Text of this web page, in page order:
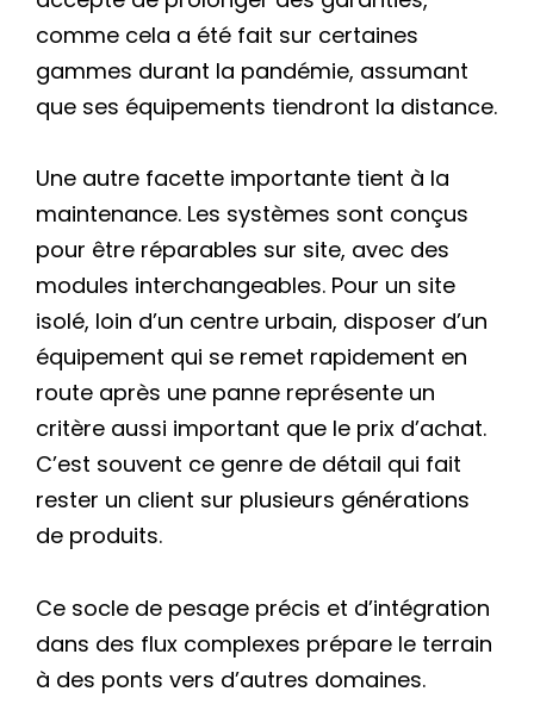
comme cela a été fait sur certaines
gammes durant la pandémie, assumant
que ses équipements tiendront la distance.
Une autre facette importante tient à la
maintenance. Les systèmes sont conçus
pour être réparables sur site, avec des
modules interchangeables. Pour un site
isolé, loin d’un centre urbain, disposer d’un
équipement qui se remet rapidement en
route après une panne représente un
critère aussi important que le prix d’achat.
C’est souvent ce genre de détail qui fait
rester un client sur plusieurs générations
de produits.
Ce socle de pesage précis et d’intégration
dans des flux complexes prépare le terrain
à des ponts vers d’autres domaines.